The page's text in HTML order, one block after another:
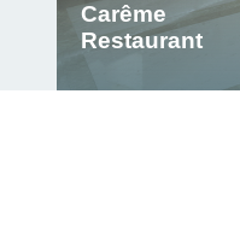
Carême
Restaurant